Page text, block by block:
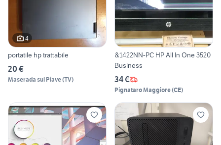
4
portatile hp trattabile
20 €
Maserada sul Piave(TV)
&1422NN-PC HP All In One 3520
Business
34 €
Pignataro Maggiore(CE)